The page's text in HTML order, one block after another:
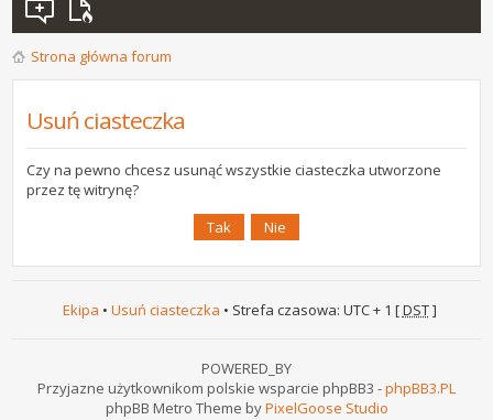
Strona główna forum
Usuń ciasteczka
Czy na pewno chcesz usunąć wszystkie ciasteczka utworzone
przez tę witrynę?
Ekipa • Usuń ciasteczka • Strefa czasowa: UTC + 1 [DST]
POWERED_BY
Przyjazne użytkownikom polskie wsparcie phpBB3 -phpBB3.PL
phpBB Metro Theme byPixelGoose Studio